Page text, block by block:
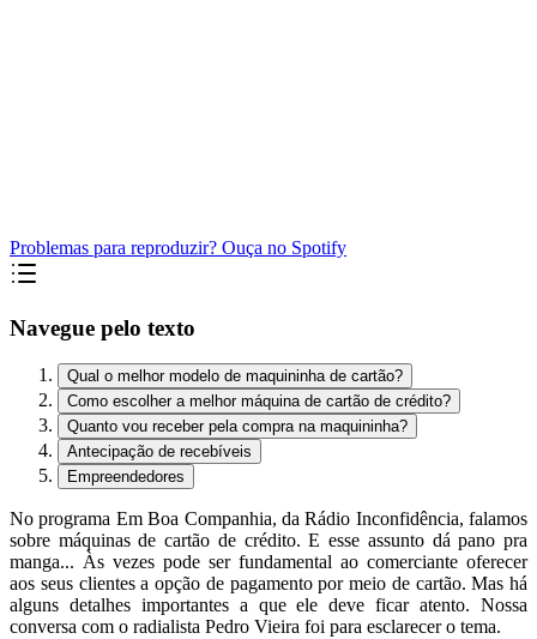
Problemas para reproduzir? Ouça no Spotify
Navegue pelo texto
Qual o melhor modelo de maquininha de cartão?
Como escolher a melhor máquina de cartão de crédito?
Quanto vou receber pela compra na maquininha?
Antecipação de recebíveis
Empreendedores
No programa Em Boa Companhia, da Rádio Inconfidência, falamos
sobre máquinas de cartão de crédito. E esse assunto dá pano pra
manga... Às vezes pode ser fundamental ao comerciante oferecer
aos seus clientes a opção de pagamento por meio de cartão. Mas há
alguns detalhes importantes a que ele deve ficar atento. Nossa
conversa com o radialista Pedro Vieira foi para esclarecer o tema.